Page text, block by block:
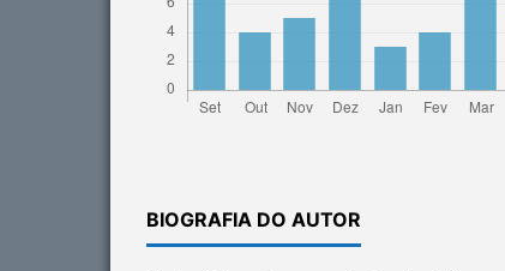
BIOGRAFIA DO AUTOR